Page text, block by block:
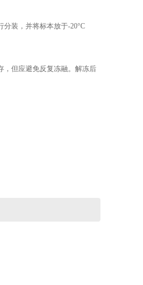
装，并将标本放于-20°C
，但应避免反复冻融。解冻后